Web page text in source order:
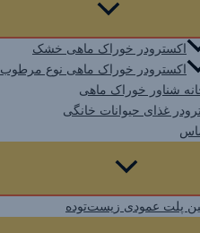
اکسترودر خوراک ماهی خشک
اکسترودر خوراک ماهی نوع مرطوب
شناور خوراک ماهی
غذای حیوانات خانگی
پلت عمودی زیست‌توده